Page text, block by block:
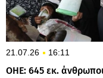
21.07.26 16:11
ΟΗΕ: 645 εκ.